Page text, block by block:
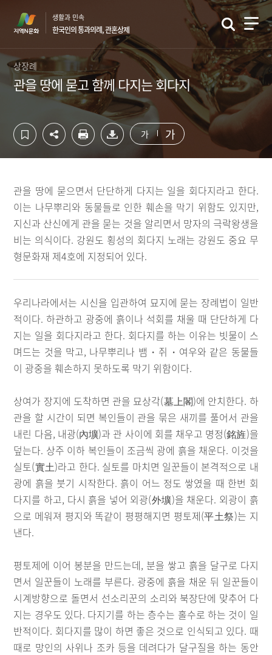
영
역
역
바
생활과 민속
한국인의 통과의례, 관혼상제
상장례
관을 땅에 묻고 함께 다지는 회다지
가 가
관을 땅에 묻으면서 단단하게 다지는 일을 회다지라고 한다.
이는 나무뿌리와 동물들로 인한 훼손을 막기 위함도 있지만,
지신과 산신에게 관을 묻는 것을 알리면서 망자의 극락왕생을
비는 의식이다. 강원도 횡성의 회다지 노래는 강원도 중요 무
형문화재 제4호에 지정되어 있다.
우리나라에서는 시신을 입관하여 묘지에 묻는 장례법이 일반
적이다. 하관하고 광중에 흙이나 석회를 채울 때 단단하게 다
지는 일을 회다지라고 한다. 회다지를 하는 이유는 빗물이 스
며드는 것을 막고, 나무뿌리나 뱀・쥐・여우와 같은 동물들
이 광중을 훼손하지 못하도록 막기 위함이다.
상여가 장지에 도착하면 관을 묘상각(墓上閣)에 안치한다. 하
관을 할 시간이 되면 복인들이 관을 묶은 새끼를 풀어서 관을
내린 다음, 내광(內壙)과 관 사이에 회를 채우고 명정(銘旌)을
덮는다. 상주 이하 복인들이 조금씩 광에 흙을 채운다. 이것을
실토(實土)라고 한다. 실토를 마치면 일꾼들이 본격적으로 내
광에 흙을 붓기 시작한다. 흙이 어느 정도 쌓였을 때 한번 회
다지를 하고, 다시 흙을 넣어 외광(外壙)을 채운다. 외광이 흙
으로 메워져 평지와 똑같이 평평해지면 평토제(平土祭)는 지
낸다.
평토제에 이어 봉분을 만드는데, 분을 쌓고 흙을 달구로 다지
면서 일꾼들이 노래를 부른다. 광중에 흙을 채운 뒤 일꾼들이
시계방향으로 돌면서 선소리꾼의 소리와 북장단에 맞추어 다
지는 경우도 있다. 다지기를 하는 층수는 홀수로 하는 것이 일
반적이다. 회다지를 많이 하면 좋은 것으로 인식되고 있다. 때
때로 망인의 사위나 조카 등을 데려다가 달구질을 하는 동안